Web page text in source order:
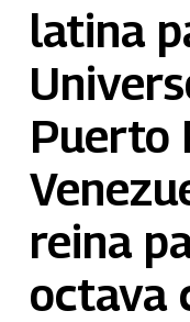
latina
Puerto
reina
octava